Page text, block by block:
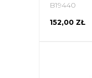
B19440
152,00 ZŁ